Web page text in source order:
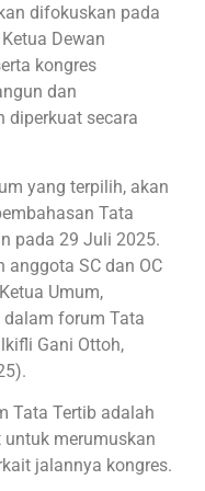
difokuskan pada
Dewan
kongres
dan
diperkuat secara
yang terpilih, akan
Tata
pada 29 Juli 2025.
anggota SC dan OC
Umum,
forum Tata
Gani Ottoh,
Tata Tertib adalah
merumuskan
jalannya kongres.